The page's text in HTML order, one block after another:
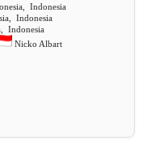
Indonesia
Indonesia
Indonesia
Nicko Albart